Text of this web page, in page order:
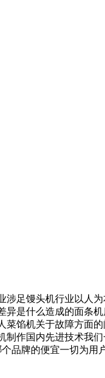
馒头机行业以人
是什么造成的面条
馅机关于故障方面
作国内先进技术我
品牌的便宜一切为